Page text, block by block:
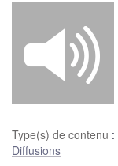
Type(s) de contenu :
Diffusions